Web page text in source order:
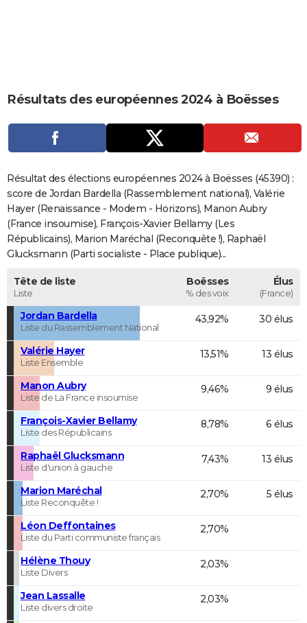
CARTE DE VOEUX
Carte de Noël
Carte Bonne année
Carte Saint-Valentin
Carte Pâques
Carte d'anniversaire
DICTIONNAIRE
Dictionnaire
Biographies
Citations
Expressions
Proverbes
PROGRAMME TV
COPAINS D'AVANT
S'inscrire
Se connecter
Lycées
Collèges
Primaires
Universités
Entreprises
Service militaire
Avis de recherche
AVIS DE DÉCÈS
FORUM
Résultats des européennes 2024 à Boësses
Résultat des élections européennes 2024 à Boësses (45390) :
score de Jordan Bardella (Rassemblement national), Valérie
Hayer (Renaissance - Modem - Horizons), Manon Aubry
(France insoumise), François-Xavier Bellamy (Les
Républicains), Marion Maréchal (Reconquête !), Raphaël
Glucksmann (Parti socialiste - Place publique)...
Tête de liste
Liste
Boësses
% des voix
Élus
(France)
Jordan Bardella
Liste du Rassemblement National
43,92% 30 élus
Valérie Hayer
Liste Ensemble
13,51% 13 élus
Manon Aubry
Liste de La France insoumise
9,46% 9 élus
François-Xavier Bellamy
Liste des Républicains
8,78% 6 élus
Raphaël Glucksmann
Liste d'union à gauche
7,43% 13 élus
Marion Maréchal
Liste Reconquête !
2,70% 5 élus
Léon Deffontaines
Liste du Parti communiste français
2,70%
Hélène Thouy
Liste Divers
2,03%
Jean Lassalle
Liste divers droite
2,03%